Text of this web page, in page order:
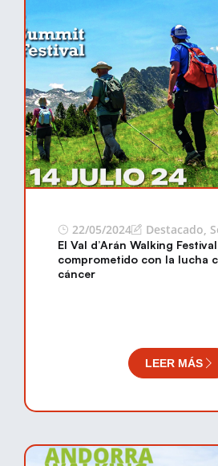
22/05/2024 Destacado,
El Val d’Arán Walking
comprometido con la lucha
cáncer
LEER MÁS